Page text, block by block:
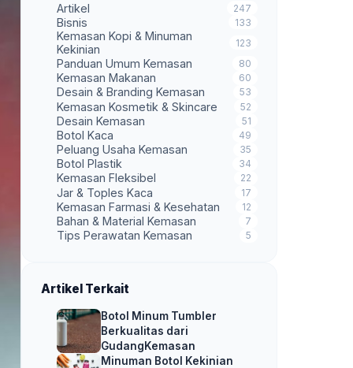
Artikel 247
Bisnis 133
Kemasan Kopi & Minuman
Kekinian
123
Panduan Umum Kemasan 80
Kemasan Makanan 60
Desain & Branding Kemasan 53
Kemasan Kosmetik & Skincare 52
Desain Kemasan 51
Botol Kaca 49
Peluang Usaha Kemasan 35
Botol Plastik 34
Kemasan Fleksibel 22
Jar & Toples Kaca 17
Kemasan Farmasi & Kesehatan 12
Bahan & Material Kemasan 7
Tips Perawatan Kemasan 5
Artikel Terkait
Botol Minum Tumbler
Berkualitas dari
GudangKemasan
Minuman Botol Kekinian